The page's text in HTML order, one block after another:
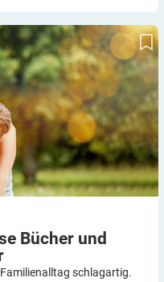
Materialien helfen weiter
Bücher und
schlagartig.